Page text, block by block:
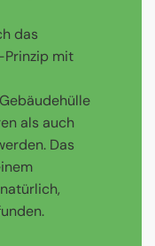
das
mit
als auch
Das